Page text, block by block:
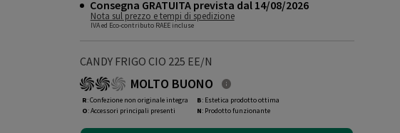
Consegna GRATUITA prevista dal 14/08/2026
Nota sul prezzo e tempi di spedizione
IVA ed Eco-contributo RAEE incluse
CANDY FRIGO CIO 225 EE/N
MOLTO BUONO
R: Confezione non originale integra
O: Accessori principali presenti
B: Estetica prodotto ottima
N: Prodotto funzionante